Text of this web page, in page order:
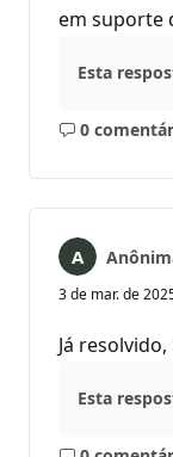
em suporte
Esta
0
Sem
3 de mar. de
Já
Esta